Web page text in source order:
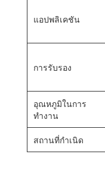
แอปพลิเคชัน
การรับรอง
อุณหภูมิในการ
ทำงาน
สถานที่กำเนิด